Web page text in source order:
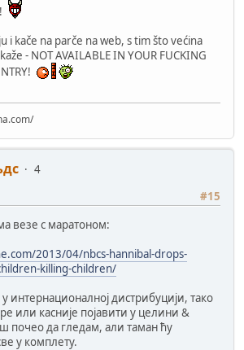
i kače na parče na web, s tim što većina
- NOT AVAILABLE IN YOUR FUCKING
4
#15
везе с маратоном:
2013/04/nbcs-hannibal-drops-
killing-children/
интернационалној дистрибуцији, тако
или касније појавити у целини &
почео да гледам, али таман ћу
у комплету.